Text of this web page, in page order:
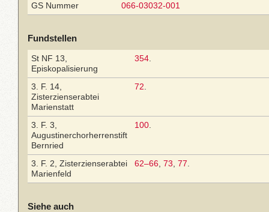
GS Nummer
066-03032-001
Fundstellen
St NF 13,
Episkopalisierung
354
3. F. 14,
Zisterzienserabtei
Marienstatt
72
3. F. 3,
Augustinerchorherrenstift
Bernried
100
3. F. 2, Zisterzienserabtei
Marienfeld
62–66 73 77
Siehe auch